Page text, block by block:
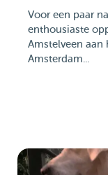
Voor een paar
enthousiaste
Amstelveen aan
Amsterdam...